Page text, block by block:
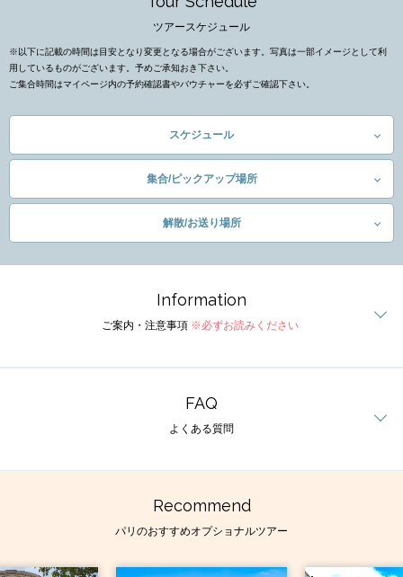
ツアースケジュール
※以下に記載の時間は目安となり変更となる場合がございます。写真は一部イメージとして利
用しているものがございます。予めご承知おき下さい。
ご集合時間はマイページ内の予約確認書やバウチャーを必ずご確認下さい。
スケジュール
集合/ピックアップ場所
解散/お送り場所
Information
ご案内・注意事項 ※必ずお読みください
FAQ
よくある質問
Recommend
パリのおすすめオプショナルツアー